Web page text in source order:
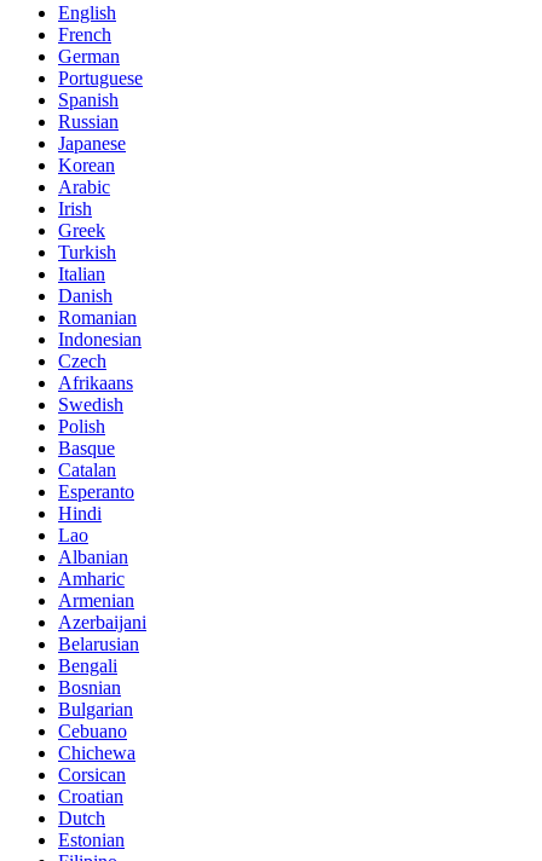
English
French
German
Portuguese
Spanish
Russian
Japanese
Korean
Arabic
Irish
Greek
Turkish
Italian
Danish
Romanian
Indonesian
Czech
Afrikaans
Swedish
Polish
Basque
Catalan
Esperanto
Hindi
Lao
Albanian
Amharic
Armenian
Azerbaijani
Belarusian
Bengali
Bosnian
Bulgarian
Cebuano
Chichewa
Corsican
Croatian
Dutch
Estonian